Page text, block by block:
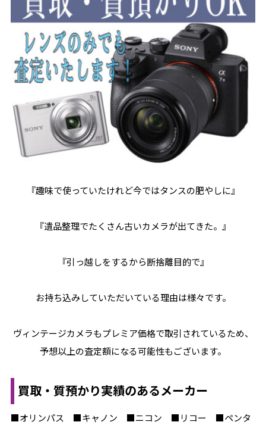
『趣味で使っていたけれど今ではタンスの肥やしに』
『遺品整理でたくさん古いカメラが出てきた。』
『引っ越しをするから断捨離目的で』
お持ち込みしていただいている理由は様々です。
ヴィンテージカメラもプレミア価格で取引されているため、
予想以上の査定額になる可能性もございます。
買取・質預かり実績のあるメーカー
■オリンパス ■キャノン ■ニコン ■リコー ■ペンタ